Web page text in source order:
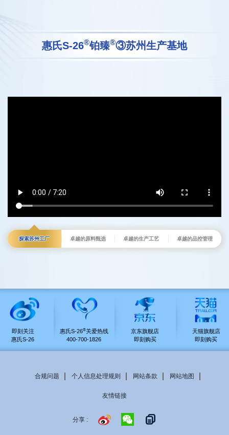
惠氏S-26®铂臻®③苏州生产基地
探索苏州工厂 卓越的原料甄选 卓越的生产工艺 卓越的品控管理
即刻关注
惠氏S-26
惠氏S-26®关爱热线
400-700-1826
京东旗舰店
即刻购买
天猫旗舰店
即刻购买
Footer
合规问题 个人信息处理规则 网站条款 网站地图
友情链接
分享 :